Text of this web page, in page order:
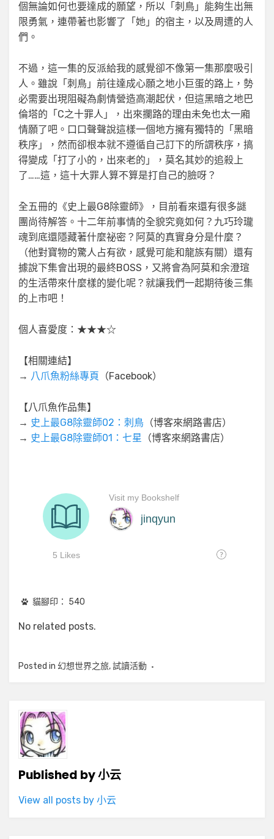
個無論如何也要達成的願望，所以「刺鳥」能夠生出無
限勇氣，連帶著也影響了「她」的宿主，以及周遭的人
們。
不過，這一集的反派給我的感覺卻不像第一集那麼吸引
人。雖說「刺鳥」前往達成心願之地小巨蛋的路上，勢
必需要出現阻礙為劇情營造高潮起伏，但這黑暗之地巴
倫塔的「C之十罪人」，出來攔路的理由未免也太一廂
情願了吧。口口聲聲說這樣一個地方擁有獨特的「黑暗
秩序」，然而卻根本就不遵循自己訂下的所謂秩序，搞
得變成「打了小的，出來老的」，莫名其妙的追殺上
了……這，這十大罪人算不算是打自己的臉呀？
全五冊的《史上最G8除靈師》，目前看來還有很多謎
團尚待解答。十二年前事情的全貌究竟如何？九巧玲瓏
魂到底還隱藏著什麼祕密？阿莫的真實身分是什麼？
（他對寶物的驚人占有欲，感覺可能和龍族有關）還有
據說下集會出現的最終BOSS，又將會為阿莫和余澄瑄
的生活帶來什麼樣的變化呢？就讓我們一起期待後三集
的上市吧！
個人喜愛度：★★★☆
【相關連結】
→ 八爪魚粉絲專頁 （Facebook）
【八爪魚作品集】
→ 史上最G8除靈師02：刺鳥 （博客來網路書店）
→ 史上最G8除靈師01：七星 （博客來網路書店）
貓腳印： 540
No related posts.
Posted in 幻想世界之旅,試讀活動
Published by小云
View all posts by 小云